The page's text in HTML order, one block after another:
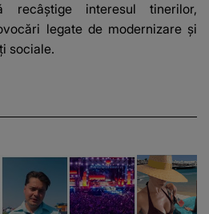
recâștige interesul tinerilor,
legate de modernizare și
sociale.